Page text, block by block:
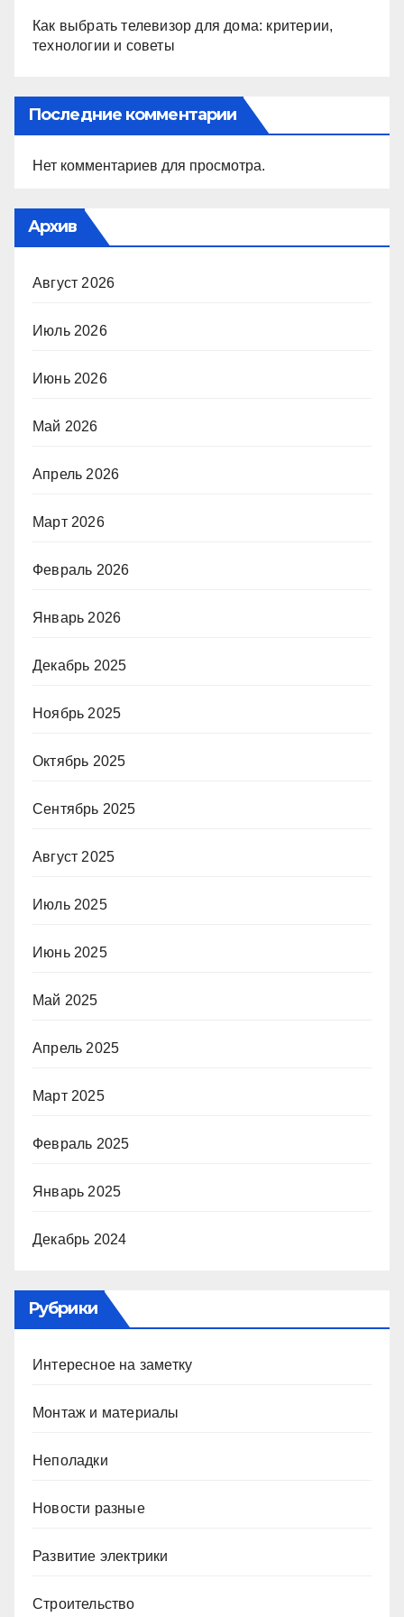
Как выбрать телевизор для дома: критерии,
технологии и советы
Последние комментарии
Нет комментариев для просмотра.
Архив
Август 2026
Июль 2026
Июнь 2026
Май 2026
Апрель 2026
Март 2026
Февраль 2026
Январь 2026
Декабрь 2025
Ноябрь 2025
Октябрь 2025
Сентябрь 2025
Август 2025
Июль 2025
Июнь 2025
Май 2025
Апрель 2025
Март 2025
Февраль 2025
Январь 2025
Декабрь 2024
Рубрики
Интересное на заметку
Монтаж и материалы
Неполадки
Новости разные
Развитие электрики
Строительство